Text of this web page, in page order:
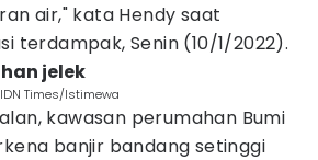
air," kata Hendy saat
terdampak, Senin (10/1/2022).
jelek
Times/Istimewa
kawasan perumahan Bumi
banjir bandang setinggi